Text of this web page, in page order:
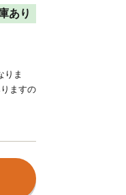
あり
りま
ますの